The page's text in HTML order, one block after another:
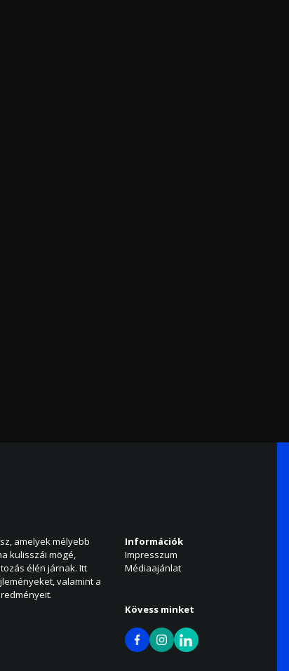
amelyek mélyebb
kulisszái mögé,
élén járnak. Itt
valamint a
Információk
Impresszum
Médiaajánlat
Kövess minket